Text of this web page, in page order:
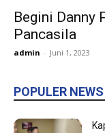
Begini Danny
Pancasila
admin - Juni 1, 2023
POPULER NEWS